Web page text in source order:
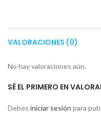
VALORACIONES (0)
No hay valoraciones aún.
SÉ EL PRIMERO EN
Debes iniciar sesión para